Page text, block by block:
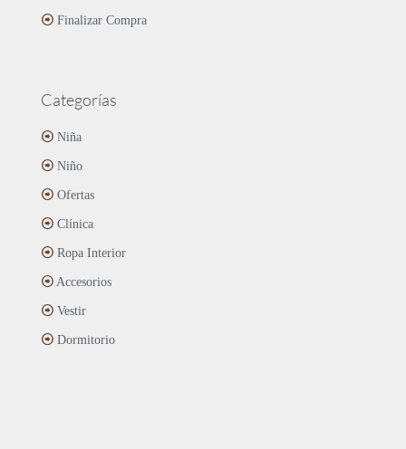
Finalizar Compra
Categorías
Niña
Niño
Ofertas
Clínica
Ropa Interior
Accesorios
Vestir
Dormitorio